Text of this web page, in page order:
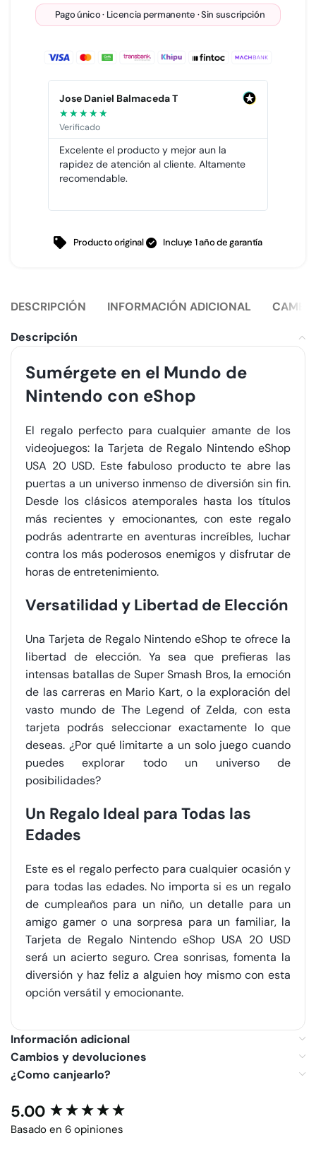
Pago único · Licencia permanente · Sin suscripción
Jose Daniel Balmaceda T
★★★★★
Verificado
Excelente el producto y mejor aun la
rapidez de atención al cliente. Altamente
recomendable.
Producto original Incluye 1 año de garantía
DESCRIPCIÓN INFORMACIÓN ADICIONAL
Descripción
Sumérgete en el Mundo de
Nintendo con eShop
El regalo perfecto para cualquier amante de los
videojuegos: la Tarjeta de Regalo Nintendo eShop
USA 20 USD. Este fabuloso producto te abre las
puertas a un universo inmenso de diversión sin fin.
Desde los clásicos atemporales hasta los títulos
más recientes y emocionantes, con este regalo
podrás adentrarte en aventuras increíbles, luchar
contra los más poderosos enemigos y disfrutar de
horas de entretenimiento.
Versatilidad y Libertad de Elección
Una Tarjeta de Regalo Nintendo eShop te ofrece la
libertad de elección. Ya sea que prefieras las
intensas batallas de Super Smash Bros, la emoción
de las carreras en Mario Kart, o la exploración del
vasto mundo de The Legend of Zelda, con esta
tarjeta podrás seleccionar exactamente lo que
deseas. ¿Por qué limitarte a un solo juego cuando
puedes explorar todo un universo de
posibilidades?
Un Regalo Ideal para Todas las
Edades
Este es el regalo perfecto para cualquier ocasión y
para todas las edades. No importa si es un regalo
de cumpleaños para un niño, un detalle para un
amigo gamer o una sorpresa para un familiar, la
Tarjeta de Regalo Nintendo eShop USA 20 USD
será un acierto seguro. Crea sonrisas, fomenta la
diversión y haz feliz a alguien hoy mismo con esta
opción versátil y emocionante.
Información adicional
Cambios y devoluciones
¿Como canjearlo?
5.00
Basado en 6 opiniones
New content loaded